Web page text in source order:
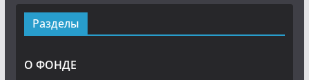
Разделы
О ФОНДЕ